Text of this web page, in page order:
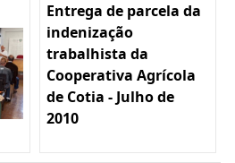
Entrega de parcela da
indenização
trabalhista da
Cooperativa Agrícola
de Cotia - Julho de
2010